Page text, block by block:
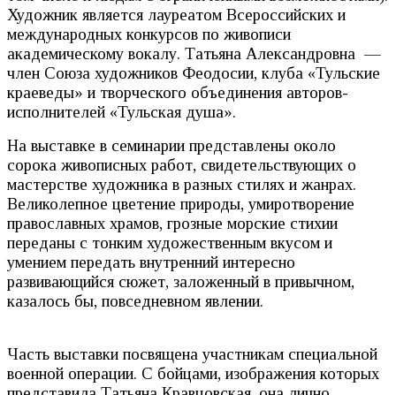
Художник является лауреатом Всероссийских и
международных конкурсов по живописи
академическому вокалу. Татьяна Александровна —
член Союза художников Феодосии, клуба «Тульские
краеведы» и творческого объединения авторов-
исполнителей «Тульская душа».
На выставке в семинарии представлены около
сорока живописных работ, свидетельствующих о
мастерстве художника в разных стилях и жанрах.
Великолепное цветение природы, умиротворение
православных храмов, грозные морские стихии
переданы с тонким художественным вкусом и
умением передать внутренний интересно
развивающийся сюжет, заложенный в привычном,
казалось бы, повседневном явлении.
Часть выставки посвящена участникам специальной
военной операции. С бойцами, изображения которых